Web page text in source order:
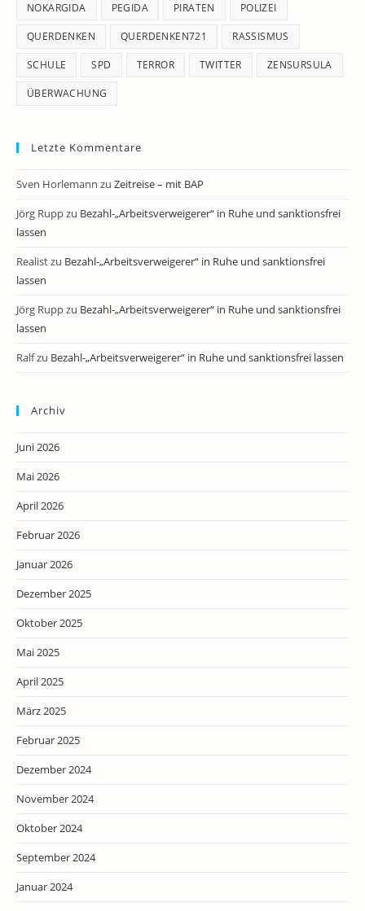
NOKARGIDA PEGIDA PIRATEN POLIZEI
QUERDENKEN QUERDENKEN721 RASSISMUS
SCHULE SPD TERROR TWITTER ZENSURSULA
ÜBERWACHUNG
Letzte Kommentare
Sven Horlemann zu Zeitreise – mit BAP
Jörg Ruppzu Bezahl-„Arbeitsverweigerer“ in Ruhe und sanktionsfrei
lassen
Realistzu Bezahl-„Arbeitsverweigerer“ in Ruhe und sanktionsfrei
lassen
Jörg Ruppzu Bezahl-„Arbeitsverweigerer“ in Ruhe und sanktionsfrei
lassen
Ralfzu Bezahl-„Arbeitsverweigerer“ in Ruhe und sanktionsfrei lassen
Archiv
Juni 2026
Mai 2026
April 2026
Februar 2026
Januar 2026
Dezember 2025
Oktober 2025
Mai 2025
April 2025
März 2025
Februar 2025
Dezember 2024
November 2024
Oktober 2024
September 2024
Januar 2024